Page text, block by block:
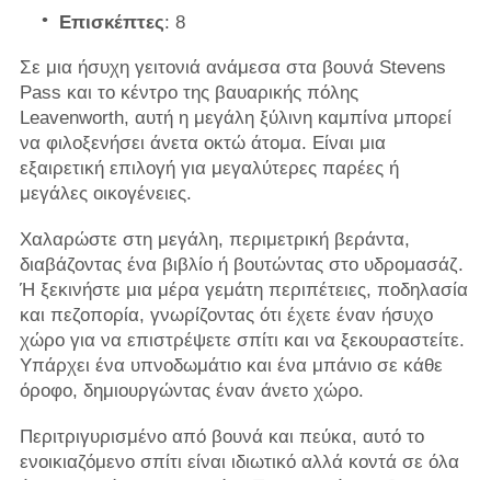
Επισκέπτες: 8
Σε μια ήσυχη γειτονιά ανάμεσα στα βουνά Stevens
Pass και το κέντρο της βαυαρικής πόλης
Leavenworth, αυτή η μεγάλη ξύλινη καμπίνα μπορεί
να φιλοξενήσει άνετα οκτώ άτομα. Είναι μια
εξαιρετική επιλογή για μεγαλύτερες παρέες ή
μεγάλες οικογένειες.
Χαλαρώστε στη μεγάλη, περιμετρική βεράντα,
διαβάζοντας ένα βιβλίο ή βουτώντας στο υδρομασάζ.
Ή ξεκινήστε μια μέρα γεμάτη περιπέτειες, ποδηλασία
και πεζοπορία, γνωρίζοντας ότι έχετε έναν ήσυχο
χώρο για να επιστρέψετε σπίτι και να ξεκουραστείτε.
Υπάρχει ένα υπνοδωμάτιο και ένα μπάνιο σε κάθε
όροφο, δημιουργώντας έναν άνετο χώρο.
Περιτριγυρισμένο από βουνά και πεύκα, αυτό το
ενοικιαζόμενο σπίτι είναι ιδιωτικό αλλά κοντά σε όλα